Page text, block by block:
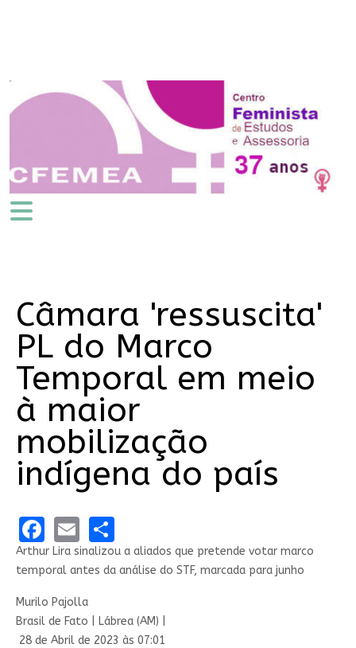
Câmara 'ressuscita'
PL do Marco
Temporal em meio
à maior
mobilização
indígena do país
Facebook
EmailShare
Arthur Lira sinalizou a aliados que pretende votar marco
temporal antes da análise do STF, marcada para junho
Murilo Pajolla
Brasil de Fato | Lábrea (AM) |
28 de Abril de 2023 às 07:01